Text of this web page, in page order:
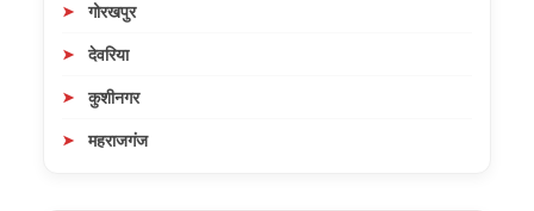
गोरखपुर
देवरिया
कुशीनगर
महराजगंज